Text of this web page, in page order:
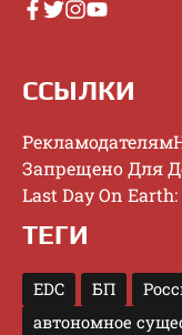
ССЫЛКИ
Рекламодателям
Запрещено Для
Last Day On Earth:
ТЕГИ
EDC БП
автономное